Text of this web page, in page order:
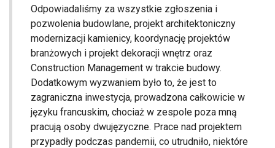
Odpowiadaliśmy za wszystkie zgłoszenia i
pozwolenia budowlane, projekt architektoniczny
modernizacji kamienicy, koordynację projektów
branżowych i projekt dekoracji wnętrz oraz
Construction Management w trakcie budowy.
Dodatkowym wyzwaniem było to, że jest to
zagraniczna inwestycja, prowadzona całkowicie w
języku francuskim, chociaż w zespole poza mną
pracują osoby dwujęzyczne. Prace nad projektem
przypadły podczas pandemii, co utrudniło, niektóre